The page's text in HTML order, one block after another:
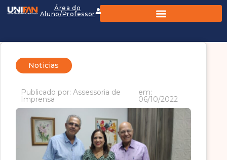
Área do
Aluno/Professor
Noticias
Publicado por: Assessoria de
Imprensa
em:
06/10/2022